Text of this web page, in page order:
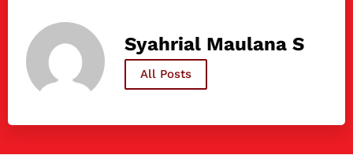
Syahrial Maulana S
All Posts